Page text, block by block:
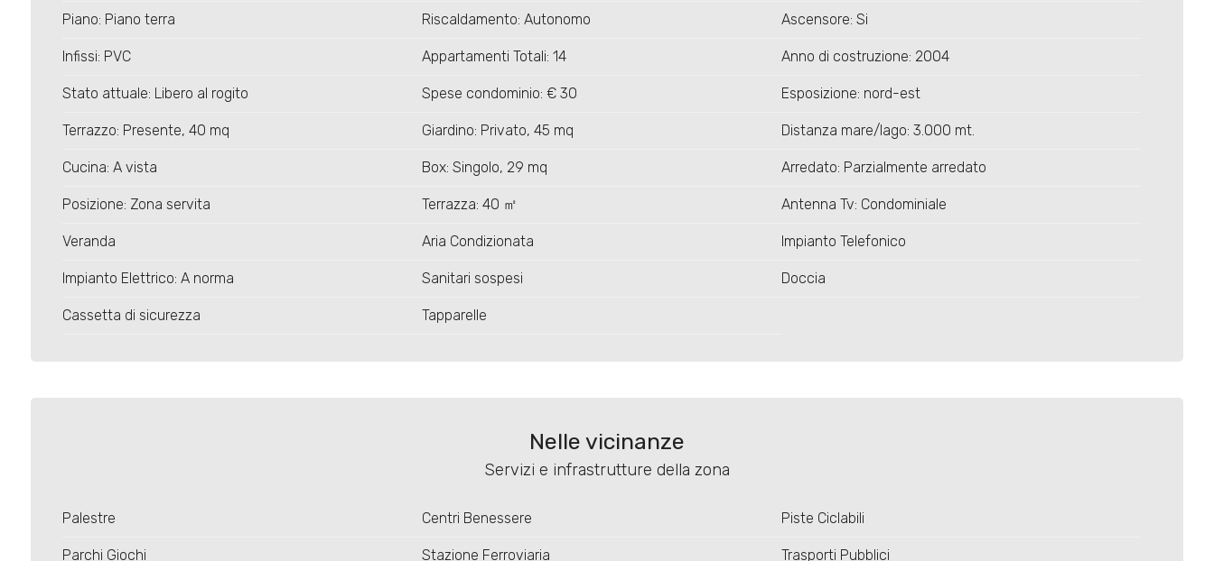
Piano: Piano terra Riscaldamento: Autonomo Ascensore: Si
Infissi: PVC Appartamenti Totali: 14 Anno di costruzione: 2004
Stato attuale: Libero al rogito Spese condominio: € 30 Esposizione: nord-est
Terrazzo: Presente, 40 mq Giardino: Privato, 45 mq Distanza mare/lago: 3.000 mt.
Cucina: A vista Box: Singolo, 29 mq Arredato: Parzialmente arredato
Posizione: Zona servita Terrazza: 40 ㎡ Antenna Tv: Condominiale
Veranda Aria Condizionata Impianto Telefonico
Impianto Elettrico: A norma Sanitari sospesi Doccia
Cassetta di sicurezza Tapparelle
Nelle vicinanze
Servizi e infrastrutture della zona
Palestre Centri Benessere Piste Ciclabili
Parchi Giochi Stazione Ferroviaria Trasporti Pubblici
Camere
Qualsiasi